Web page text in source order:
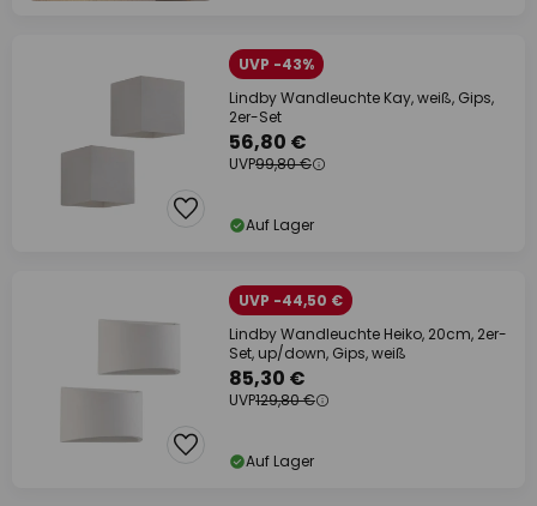
UVP -43%
Lindby Wandleuchte Kay, weiß, Gips,
2er-Set
56,80 €
UVP99,80 €
Auf Lager
UVP -44,50 €
Lindby Wandleuchte Heiko, 20cm, 2er-
Set, up/down, Gips, weiß
85,30 €
UVP129,80 €
Auf Lager